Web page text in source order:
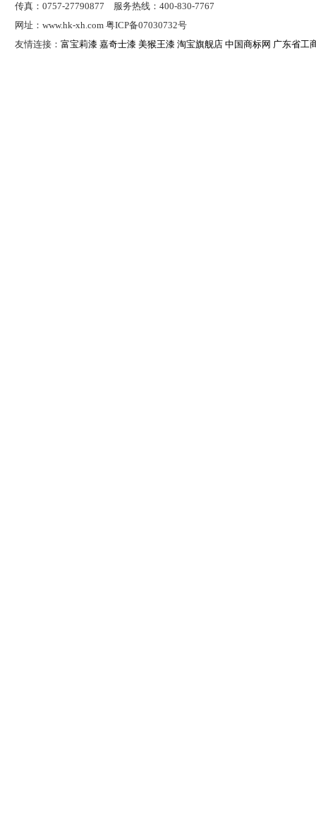
传真：0757-27790877 服务热线：400-830-7767
网址：www.hk-xh.com 粤ICP备07030732号
友情连接： 富宝莉漆 嘉奇士漆 美猴王漆 淘宝旗舰店 中国商标网 广东省工